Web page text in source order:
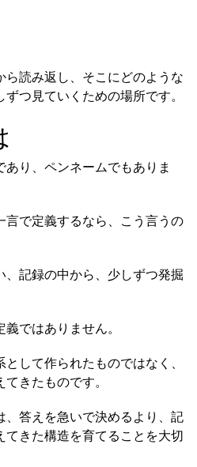
ら読み返し、そこにどのような
つ見ていくための場所です。
り、ペンネームでもありま
言で定義するなら、こう言うの
、記録の中から、少しずつ発掘
ではありません。
して作られたものではなく、
きたものです。
、答えを急いで決めるより、記
てきた構造を育てることを大切